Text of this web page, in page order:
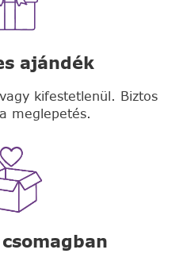
ajándék
kifestetlenül. Biztos
meglepetés.